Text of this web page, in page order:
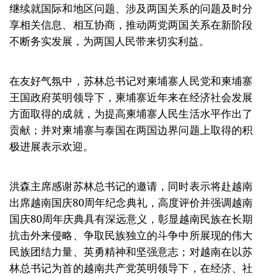
继续就国际和地区问题、涉及两国关系的问题及时分
享相关信息、相互协商，推动两党两国关系在新阶段
不断务实发展，为两国人民带来切实利益。
在友好气氛中，苏林总书记对柬埔寨人民党和柬埔寨
王国政府英明领导下，柬埔寨近年来在经济社会发展
方面取得的成就，为提高柬埔寨人民生活水平作出了
贡献；并对柬埔寨与泰国在两国边界问题上取得的积
极进展表示欢迎。
洪森主席感谢苏林总书记的邀请，同时表示将赴越南
出席越南国庆80周年纪念典礼，高度评价并强调越南
国庆80周年庆典具有深远意义，彰显越南民族在长期
抗击外来侵略、争取民族独立的斗争中所展现的伟大
民族团结力量、英勇精神和坚强意志；对越南在以苏
林总书记为首的越南共产党英明领导下，在经济、社